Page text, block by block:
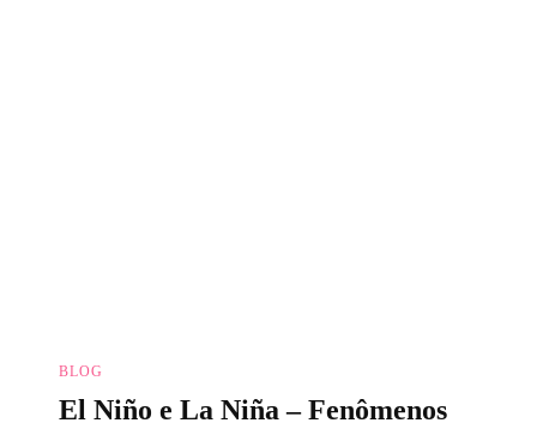
BLOG
El Niño e La Niña – Fenômenos